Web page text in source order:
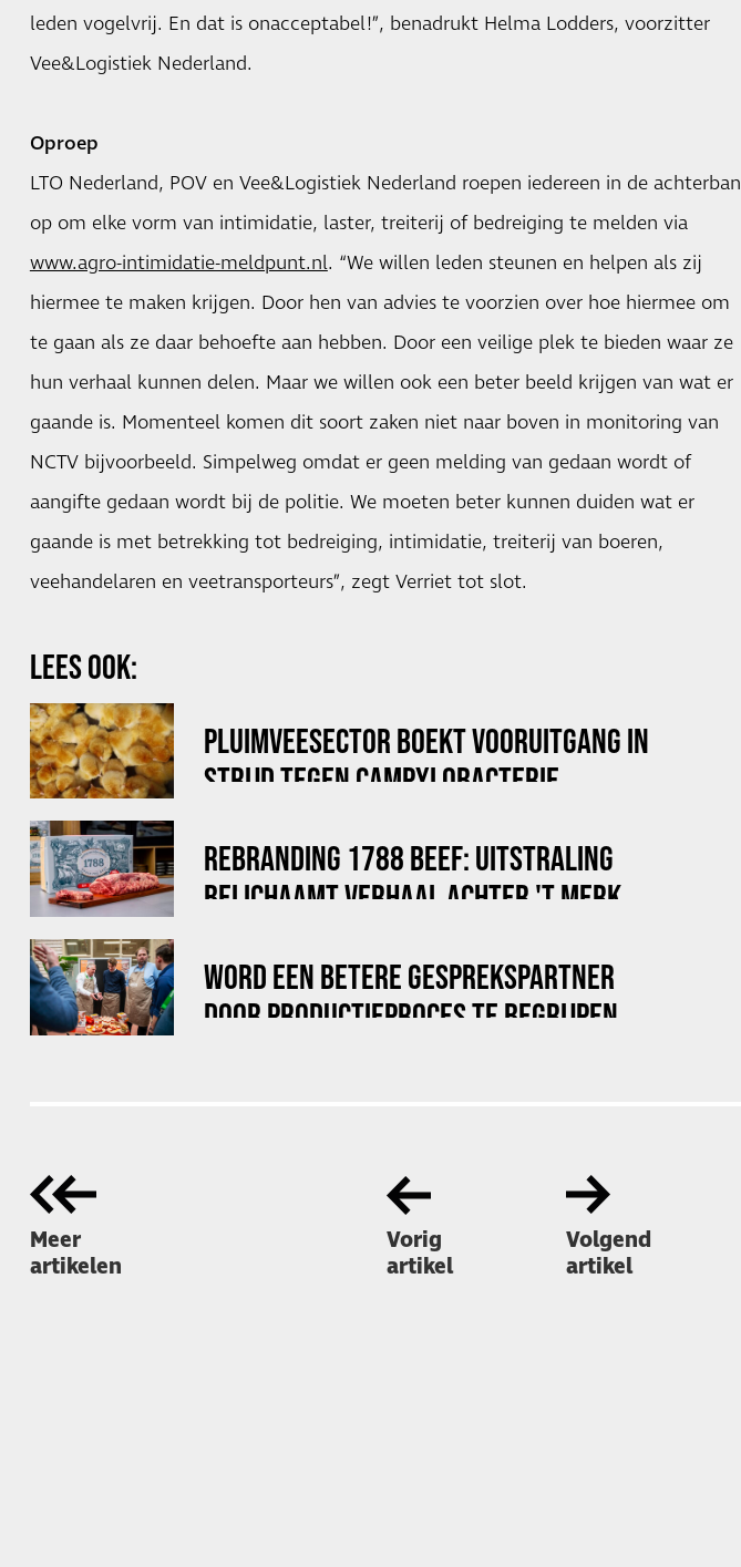
leden vogelvrij. En dat is onacceptabel!”, benadrukt Helma Lodders, voorzitter
Vee&Logistiek Nederland.
Oproep
LTO Nederland, POV en Vee&Logistiek Nederland roepen iedereen in de achterban
op om elke vorm van intimidatie, laster, treiterij of bedreiging te melden via
www.agro-intimidatie-meldpunt.nl. “We willen leden steunen en helpen als zij
hiermee te maken krijgen. Door hen van advies te voorzien over hoe hiermee om
te gaan als ze daar behoefte aan hebben. Door een veilige plek te bieden waar ze
hun verhaal kunnen delen. Maar we willen ook een beter beeld krijgen van wat er
gaande is. Momenteel komen dit soort zaken niet naar boven in monitoring van
NCTV bijvoorbeeld. Simpelweg omdat er geen melding van gedaan wordt of
aangifte gedaan wordt bij de politie. We moeten beter kunnen duiden wat er
gaande is met betrekking tot bedreiging, intimidatie, treiterij van boeren,
veehandelaren en veetransporteurs”, zegt Verriet tot slot.
LEES OOK:
PLUIMVEESECTOR BOEKT VOORUITGANG IN
STRIJD TEGEN CAMPYLOBACTERIE
REBRANDING 1788 BEEF: UITSTRALING
BELICHAAMT VERHAAL ACHTER 'T MERK
WORD EEN BETERE GESPREKSPARTNER
DOOR PRODUCTIEPROCES TE BEGRIJPEN
Meer
artikelen
Vorig
artikel
Volgend
artikel